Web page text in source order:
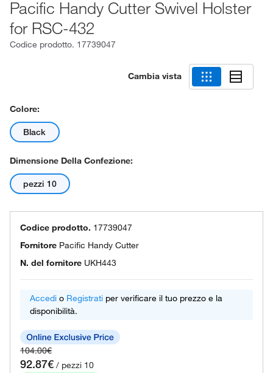
Pacific Handy Cutter Swivel Holster
for RSC-432
Codice prodotto. 17739047
Cambia vista
Colore:
Black
Dimensione Della Confezione:
pezzi 10
Codice prodotto. 17739047
Fornitore Pacific Handy Cutter
N. del fornitore UKH443
Accedi o Registrati per verificare il tuo prezzo e la
disponibilità.
104.00€
92.87€ / pezzi 10